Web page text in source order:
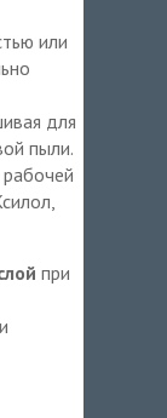
или
для
пыли.
при